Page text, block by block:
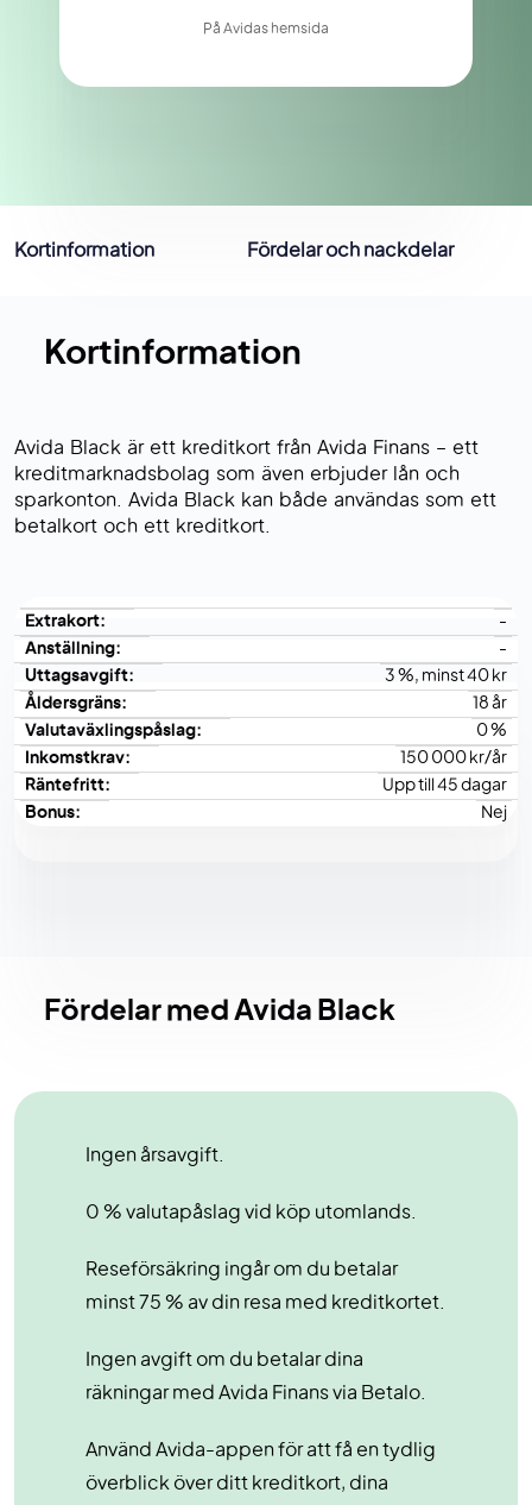
På Avidas hemsida
Kortinformation Fördelar och nackdelar
Kortinformation
Avida Black är ett kreditkort från Avida Finans – ett
kreditmarknadsbolag som även erbjuder lån och
sparkonton. Avida Black kan både användas som ett
betalkort och ett kreditkort.
Extrakort:
-
Anställning:
-
Uttagsavgift:
3 %, minst 40 kr
Åldersgräns:
18 år
Valutaväxlingspåslag:
0 %
Inkomstkrav:
150 000 kr/år
Räntefritt:
Upp till 45 dagar
Bonus:
Nej
Fördelar med Avida Black
Ingen årsavgift.
0 % valutapåslag vid köp utomlands.
Reseförsäkring ingår om du betalar
minst 75 % av din resa med kreditkortet.
Ingen avgift om du betalar dina
räkningar med Avida Finans via Betalo.
Använd Avida-appen för att få en tydlig
överblick över ditt kreditkort, dina